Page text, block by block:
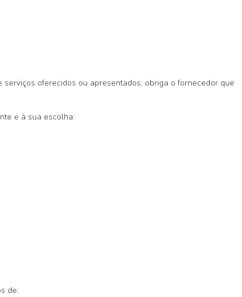
oferecidos ou apresentados, obriga o fornecedor que
e à sua escolha:
de: